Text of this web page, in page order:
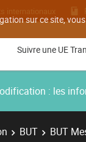
sur ce site,
internationaux
Suivre une UE
: les
BUT BUT